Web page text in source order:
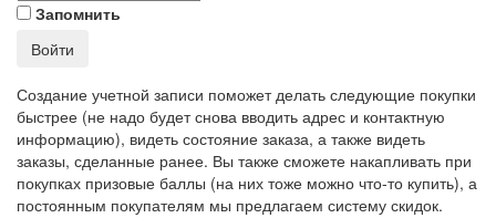
Запомнить
Войти
Создание учетной записи поможет делать следующие покупки
быстрее (не надо будет снова вводить адрес и контактную
информацию), видеть состояние заказа, а также видеть
заказы, сделанные ранее. Вы также сможете накапливать при
покупках призовые баллы (на них тоже можно что-то купить), а
постоянным покупателям мы предлагаем систему скидок.